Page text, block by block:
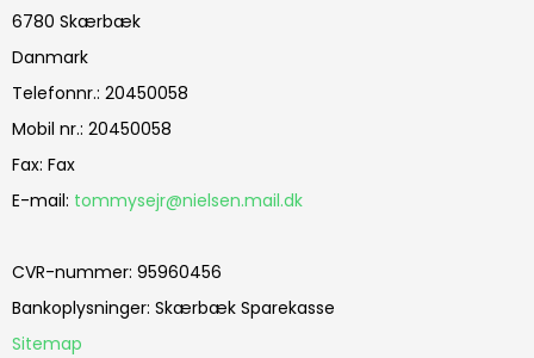
6780 Skærbæk
Danmark
Telefonnr.: 20450058
Mobil nr.: 20450058
Fax: Fax
E-mail: tommysejr@nielsen.mail.dk
CVR-nummer: 95960456
Bankoplysninger: Skærbæk Sparekasse
Sitemap